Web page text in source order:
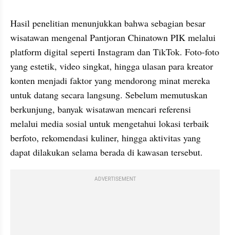
Hasil penelitian menunjukkan bahwa sebagian besar
wisatawan mengenal Pantjoran Chinatown PIK melalui
platform digital seperti Instagram dan TikTok. Foto-foto
yang estetik, video singkat, hingga ulasan para kreator
konten menjadi faktor yang mendorong minat mereka
untuk datang secara langsung. Sebelum memutuskan
berkunjung, banyak wisatawan mencari referensi
melalui media sosial untuk mengetahui lokasi terbaik
berfoto, rekomendasi kuliner, hingga aktivitas yang
dapat dilakukan selama berada di kawasan tersebut.
ADVERTISEMENT